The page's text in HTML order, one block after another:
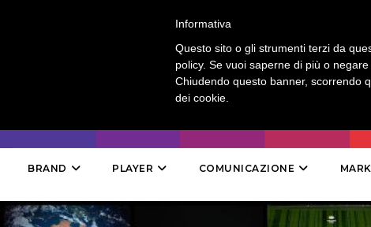
BRAND PLAYER COMUNICAZIONE
Informativa
Questo sito o gli strumenti terzi da
policy. Se vuoi saperne di più o
Chiudendo questo banner, scorrendo
dei cookie.